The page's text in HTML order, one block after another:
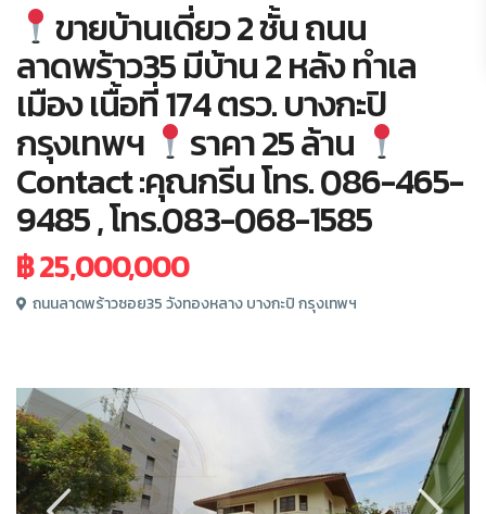
ขายบ้านเดี่ยว 2 ชั้น ถนน
ลาดพร้าว35 มีบ้าน 2 หลัง ทำเล
เมือง เนื้อที่ 174 ตรว. บางกะปิ
กรุงเทพฯ ราคา 25 ล้าน
Contact :คุณกรีน โทร. 086-465-
9485 , โทร.083-068-1585
฿ 25,000,000
ถนนลาดพร้าวซอย35 วังทองหลาง บางกะปิ กรุงเทพฯ